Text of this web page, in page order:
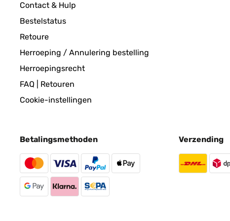
Perfekt. Einfacher Aufbau und alles bestens. Haben
Sommer.
Amazon-Benutzer
Amazon-Benutzer
Contact & Hulp
Bestelstatus
Retoure
Herroeping / Annulering bestelling
Herroepingsrecht
FAQ | Retouren
Cookie-instellingen
Betalingsmethoden Verzending